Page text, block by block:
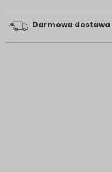
Darmowa dostawa